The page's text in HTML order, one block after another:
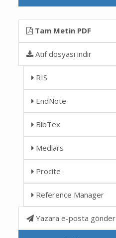
Tam Metin PDF
Atıf dosyası indir
RIS
EndNote
BibTex
Medlars
Procite
Reference Manager
Yazara e-posta gönder